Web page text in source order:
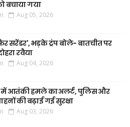
बचाया गया
Aug 05, 2026
सरेंडर', भड़के ट्रंप बोले- बातचीत पर
रवैया
Aug 04, 2026
में आतंकी हमले का अलर्ट, पुलिस और
की बढ़ाई गई सुरक्षा
Aug 03, 2026